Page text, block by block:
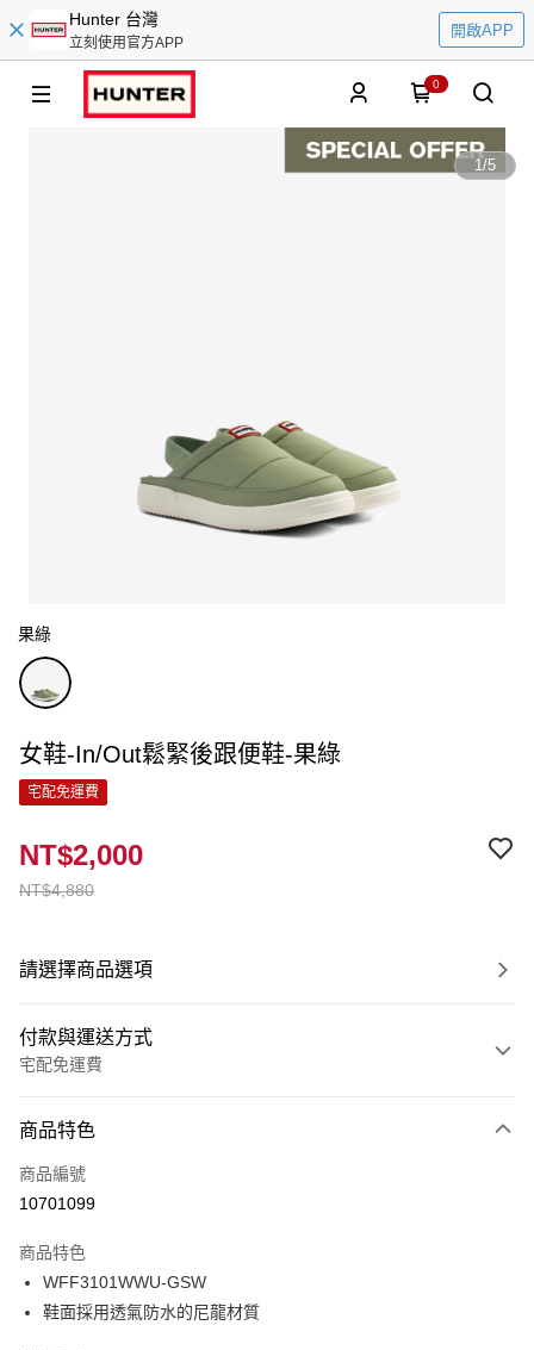
Hunter 台灣
立刻使用官方APP
開啟APP
0
1/5
果綠
女鞋-In/Out鬆緊後跟便鞋-果綠
宅配免運費
NT$4,880
NT$2,000
請選擇商品選項
付款與運送方式
宅配免運費
信用卡一次付款
LINE Pay
Google Pay
貨到付款
商品特色
商品編號
10701099
商品特色
WFF3101WWU-GSW
鞋面採用透氣防水的尼龍材質